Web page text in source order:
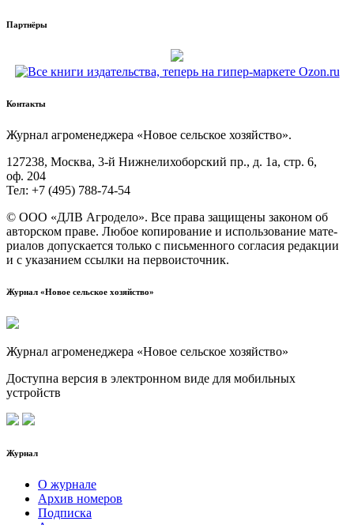
Партнёры
Контакты
Жур­нал агро­ме­не­дже­ра «Новое сель­ское хозяйство».
127238, Москва, 3‑й Ниж­не­ли­хо­бор­ский пр., д. 1а, стр. 6,
оф. 204
Тел: +7 (495) 788‑74‑54
© ООО «ДЛВ Агро­де­ло». Все пра­ва защи­ще­ны зако­ном об
автор­ском пра­ве. Любое копи­ро­ва­ние и исполь­зо­ва­ние мате­
ри­а­лов допус­ка­ет­ся толь­ко с пись­мен­но­го согла­сия редак­ции
и с ука­за­ни­ем ссыл­ки на первоисточник.
Журнал «Новое сельское хозяйство»
Журнал агроменеджера «Новое сельское хозяйство»
Доступна версия в электронном виде для мобильных
устройств
Журнал
О журнале
Архив номеров
Подписка